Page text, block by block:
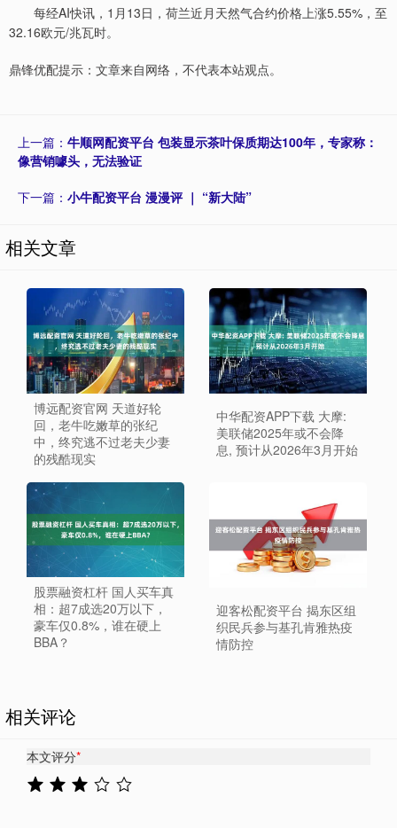
每经AI快讯，1月13日，荷兰近月天然气合约价格上涨5.55%，至
32.16欧元/兆瓦时。
鼎锋优配提示：文章来自网络，不代表本站观点。
上一篇： 牛顺网配资平台 包装显示茶叶保质期达100年，专家称：
像营销噱头，无法验证
下一篇： 小牛配资平台 漫漫评 ｜ “新大陆”
相关文章
博远配资官网 天道好轮
回，老牛吃嫩草的张纪
中，终究逃不过老夫少妻
的残酷现实
中华配资APP下载 大摩:
美联储2025年或不会降
息, 预计从2026年3月开始
股票融资杠杆 国人买车真
相：超7成选20万以下，
豪车仅0.8%，谁在硬上
BBA？
迎客松配资平台 揭东区组
织民兵参与基孔肯雅热疫
情防控
相关评论
本文评分*